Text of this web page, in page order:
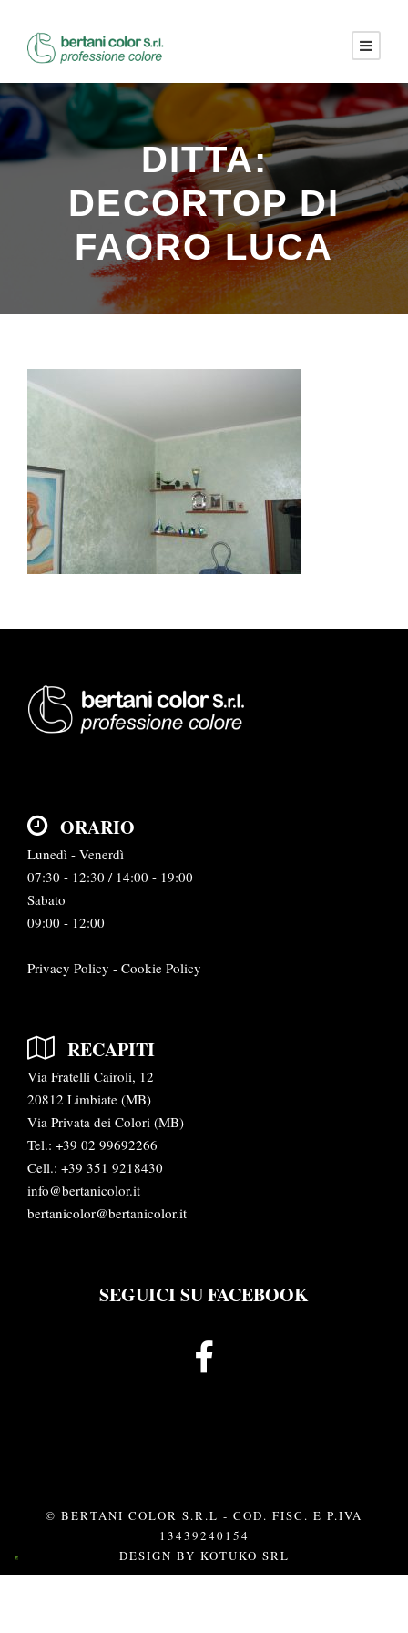
DITTA:
DECORTOP DI
FAORO LUCA
ORARIO
Lunedì - Venerdì
07:30 - 12:30 / 14:00 - 19:00
Sabato
09:00 - 12:00
Privacy Policy - Cookie Policy
RECAPITI
Via Fratelli Cairoli, 12
20812 Limbiate (MB)
Via Privata dei Colori (MB)
Tel.: +39 02 99692266
Cell.: +39 351 9218430
info@bertanicolor.it
bertanicolor@bertanicolor.it
SEGUICI SU FACEBOOK
© BERTANI COLOR S.R.L - COD. FISC. E P.IVA
13439240154
DESIGN BY KOTUKO SRL